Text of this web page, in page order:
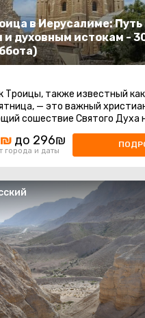
в Иерусалиме:
и духовным истокам -
Троицы, также известный как
— это важный
сошествие Святого Духа
других последователей Иисуса ...
до 296₪
города и даты